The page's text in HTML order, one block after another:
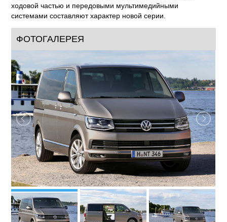
ходовой частью и передовыми мультимедийными
системами составляют характер новой серии.
ФОТОГАЛЕРЕЯ